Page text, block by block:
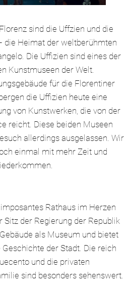
sind die Uffzien und die
die Heimat der weltberühmten
Die Uffizien sind eines der
Kunstmuseen der Welt.
für die Florentiner
die Uffizien heute eine
von Kunstwerken, die von der
reicht. Diese beiden Museen
allerdings ausgelassen. Wir
einmal mit mehr Zeit und
Rathaus im Herzen
Sitz der Regierung der Republik
als Museum und bietet
der Stadt. Die reich
und die privaten
sind besonders sehenswert.